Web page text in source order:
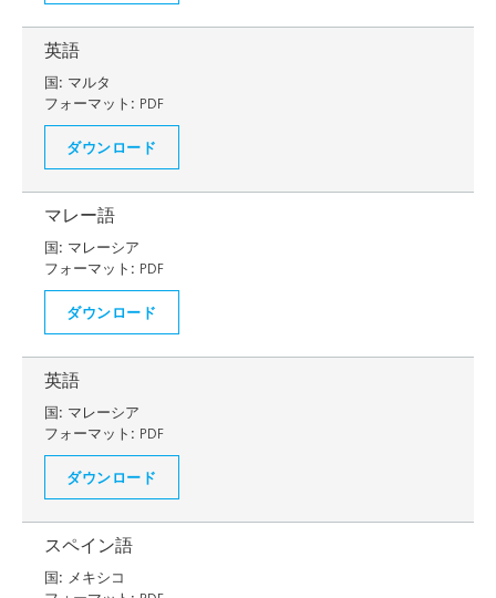
英語
国: マルタ
フォーマット: PDF
ダウンロード
マレー語
国: マレーシア
フォーマット: PDF
ダウンロード
英語
国: マレーシア
フォーマット: PDF
ダウンロード
スペイン語
国: メキシコ